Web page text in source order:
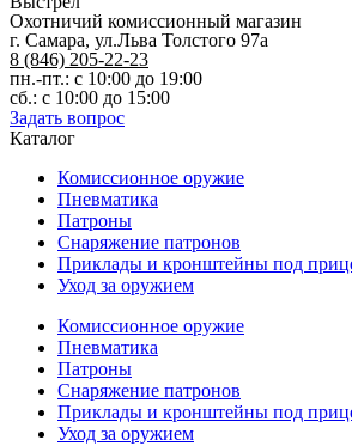
Охотничий комиссионный магазин
г. Самара, ул.Льва Толстого 97а
8 (846) 205-22-23
пн.-пт.: с 10:00 до 19:00
сб.: с 10:00 до 15:00
Задать вопрос
Каталог
Комиссионное оружие
Пневматика
Патроны
Снаряжение патронов
Приклады и кронштейны под
Уход за оружием
Комиссионное оружие
Пневматика
Патроны
Снаряжение патронов
Приклады и кронштейны под
Уход за оружием